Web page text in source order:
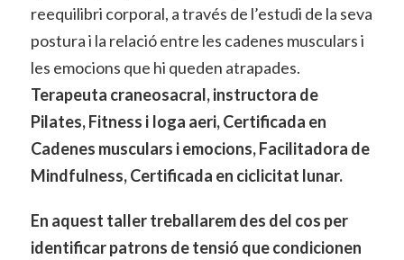
reequilibri corporal, a través de l’estudi de la seva
postura i la relació entre les cadenes musculars i
les emocions que hi queden atrapades.
Terapeuta craneosacral, instructora de
Pilates, Fitness i Ioga aeri, Certificada en
Cadenes musculars i emocions, Facilitadora de
Mindfulness, Certificada en ciclicitat lunar.
En aquest taller treballarem des del cos per
identificar patrons de tensió que condicionen